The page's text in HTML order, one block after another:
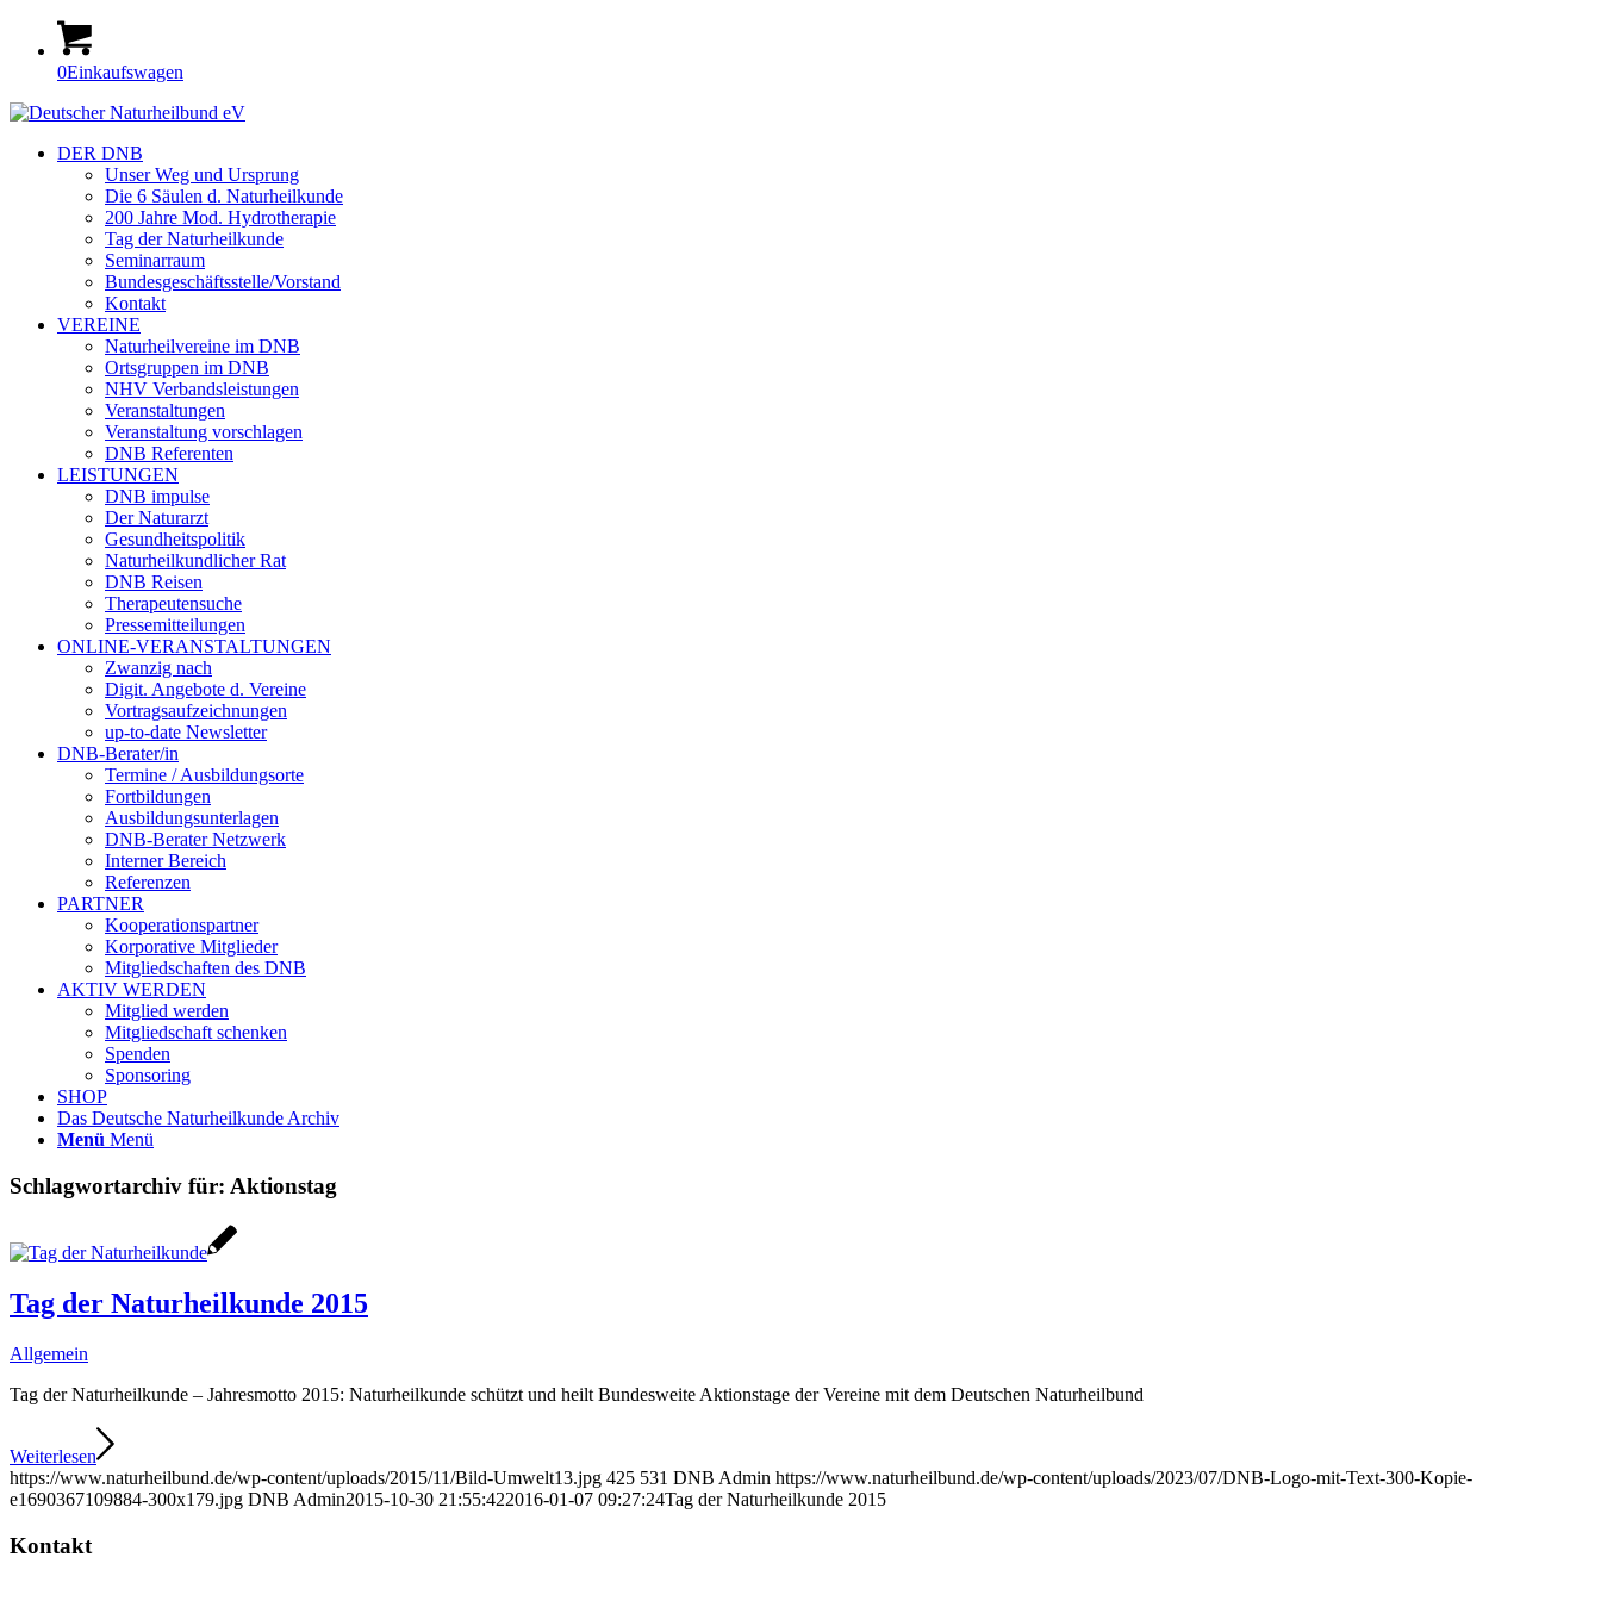
0Einkaufswagen
DER DNB
Unser Weg und Ursprung
Die 6 Säulen d. Naturheilkunde
200 Jahre Mod. Hydrotherapie
Tag der Naturheilkunde
Seminarraum
Bundesgeschäftsstelle/Vorstand
Kontakt
VEREINE
Naturheilvereine im DNB
Ortsgruppen im DNB
NHV Verbandsleistungen
Veranstaltungen
Veranstaltung vorschlagen
DNB Referenten
LEISTUNGEN
DNB impulse
Der Naturarzt
Gesundheitspolitik
Naturheilkundlicher Rat
DNB Reisen
Therapeutensuche
Pressemitteilungen
ONLINE-VERANSTALTUNGEN
Zwanzig nach
Digit. Angebote d. Vereine
Vortragsaufzeichnungen
up-to-date Newsletter
DNB-Berater/in
Termine / Ausbildungsorte
Fortbildungen
Ausbildungsunterlagen
DNB-Berater Netzwerk
Interner Bereich
Referenzen
PARTNER
Kooperationspartner
Korporative Mitglieder
Mitgliedschaften des DNB
AKTIV WERDEN
Mitglied werden
Mitgliedschaft schenken
Spenden
Sponsoring
SHOP
Das Deutsche Naturheilkunde Archiv
Menü Menü
Schlagwortarchiv für: Aktionstag
Tag der Naturheilkunde 2015
Allgemein
Tag der Naturheilkunde – Jahresmotto 2015: Naturheilkunde schützt und heilt Bundesweite Aktionstage der Vereine mit dem Deutschen Naturheilbund
Weiterlesen
https://www.naturheilbund.de/wp-content/uploads/2015/11/Bild-Umwelt13.jpg 425 531 DNB Admin https://www.naturheilbund.de/wp-content/uploads/2023/07/DNB-Logo-mit-Text-300-Kopie-
e1690367109884-300x179.jpg DNB Admin2015-10-30 21:55:422016-01-07 09:27:24Tag der Naturheilkunde 2015
Kontakt